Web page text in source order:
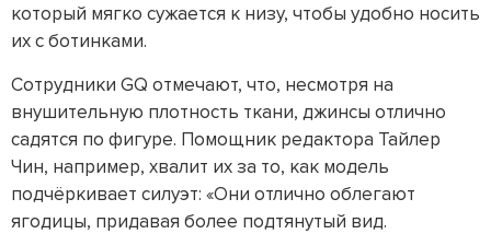
который мягко сужается к низу, чтобы удобно носить
их с ботинками.
Сотрудники GQ отмечают, что, несмотря на
внушительную плотность ткани, джинсы отлично
садятся по фигуре. Помощник редактора Тайлер
Чин, например, хвалит их за то, как модель
подчёркивает силуэт: «Они отлично облегают
ягодицы, придавая более подтянутый вид.